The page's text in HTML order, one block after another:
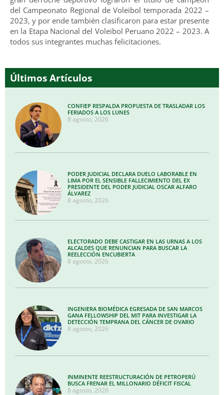
del Campeonato Regional de Voleibol temporada 2022 –
2023, y por ende también clasificaron para estar presente
en la Etapa Nacional del Voleibol Peruano 2022 – 2023. A
todos sus integrantes muchas felicitaciones.
Últimos Artículos
CONFIEP RESPALDA PROPUESTA DE TRASLADAR LOS
FERIADOS A LOS LUNES
8 agosto, 2026
PODER JUDICIAL DECLARA DUELO LABORABLE EN
LIMA POR EL SENSIBLE FALLECIMIENTO DEL EX
PRESIDENTE DEL PODER JUDICIAL OSCAR ALFARO
ÁLVAREZ
8 agosto, 2026
ELECTORADO DEBE CASTIGAR EN LAS URNAS A LOS
ALCALDES QUE RENUNCIAN PARA BUSCAR LA
REELECCIÓN ENCUBIERTA
8 agosto, 2026
INGENIERA BIOMÉDICA EGRESADA DE SAN MARCOS
GANA FELLOWSHIP DEL MIT PARA INVESTIGAR LA
DETECCIÓN TEMPRANA DEL CÁNCER DE OVARIO
8 agosto, 2026
INMINENTE REESTRUCTURACIÓN DE PETROPERÚ
BUSCA FRENAR EL MILLONARIO DÉFICIT FISCAL
8 agosto, 2026